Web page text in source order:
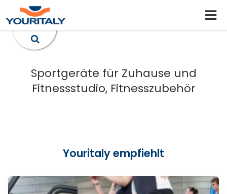
Sportgeräte für Zuhause und
Fitnessstudio, Fitnesszubehör
Youritaly empfiehlt